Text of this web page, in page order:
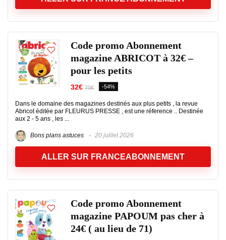
Code promo Abonnement
magazine ABRICOT à 32€ –
pour les petits
32€ 70€ -54%
Dans le domaine des magazines destinés aux plus petits , la revue
Abricot éditée par FLEURUS PRESSE , est une réference .. Destinée
aux 2 - 5 ans , les ...
Bons plans astuces 20 juillet 2026
ALLER SUR FRANCEABONNEMENT
Code promo Abonnement
magazine PAPOUM pas cher à
24€ ( au lieu de 71)